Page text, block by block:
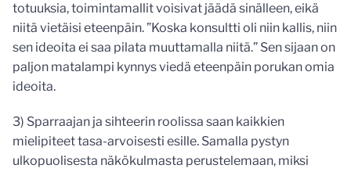
totuuksia, toimintamallit voisivat jäädä sinälleen, eikä
niitä vietäisi eteenpäin. ”Koska konsultti oli niin kallis, niin
sen ideoita ei saa pilata muuttamalla niitä.” Sen sijaan on
paljon matalampi kynnys viedä eteenpäin porukan omia
ideoita.
3) Sparraajan ja sihteerin roolissa saan kaikkien
mielipiteet tasa-arvoisesti esille. Samalla pystyn
ulkopuolisesta näkökulmasta perustelemaan, miksi